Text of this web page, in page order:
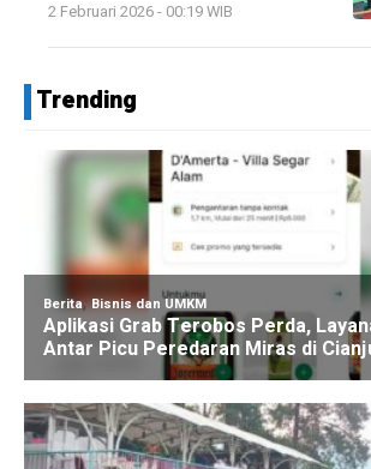
2 Februari 2026 - 00:19 WIB
Trending